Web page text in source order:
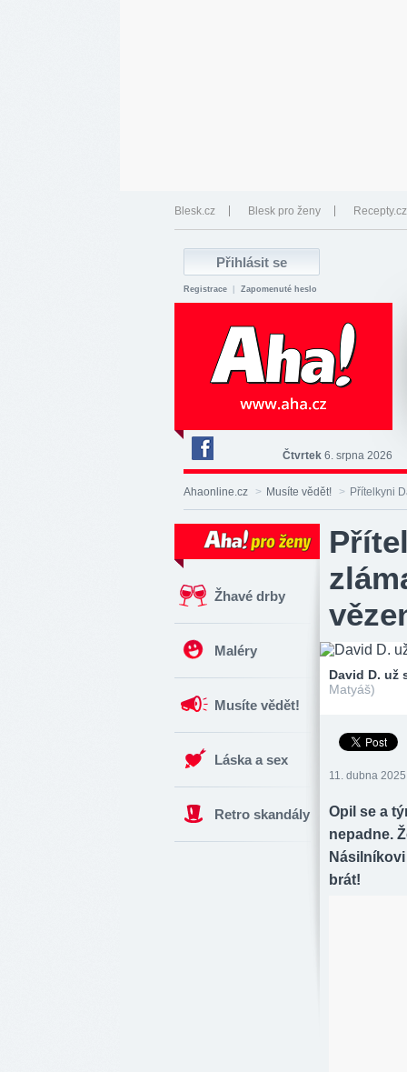
Blesk.cz Blesk pro ženy Recepty.cz
Registrace Zapomenuté heslo
Deník
Aha!
na
Čtvrtek 6. srpna 2026
Ahaonline.cz > Musíte vědět! > Přítelkyni
Žhavé drby
Maléry
Musíte vědět!
Láska a sex
Retro skandály
David D.
Matyáš)
11. dubna
Opil se a
nepadne.
brát!